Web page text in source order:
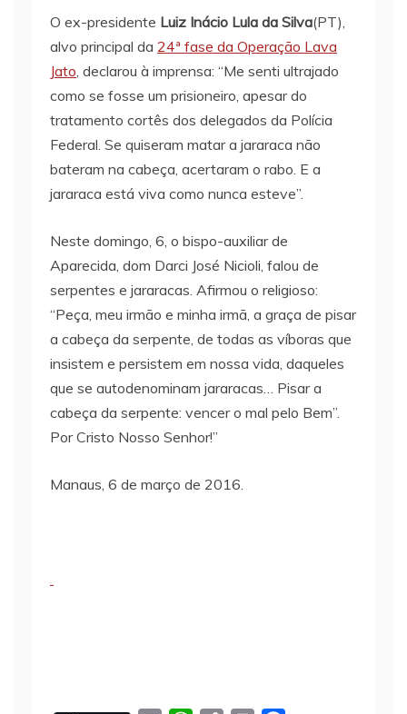
O ex-presidente Luiz Inácio Lula da Silva(PT),
alvo principal da 24ª fase da Operação Lava
Jato, declarou à imprensa: “Me senti ultrajado
como se fosse um prisioneiro, apesar do
tratamento cortês dos delegados da Polícia
Federal. Se quiseram matar a jararaca não
bateram na cabeça, acertaram o rabo. E a
jararaca está viva como nunca esteve”.
Neste domingo, 6, o bispo-auxiliar de
Aparecida, dom Darci José Nicioli, falou de
serpentes e jararacas. Afirmou o religioso:
“Peça, meu irmão e minha irmã, a graça de pisar
a cabeça da serpente, de todas as víboras que
insistem e persistem em nossa vida, daqueles
que se autodenominam jararacas… Pisar a
cabeça da serpente: vencer o mal pelo Bem”.
Por Cristo Nosso Senhor!”
Manaus, 6 de março de 2016.